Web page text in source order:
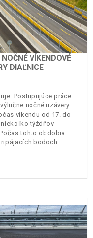
VÍKENDOVÉ
DIAĽNICE
Postupujúce práce
nočné uzávery
víkendu od 17. do
niekoľko týždňov
tohto obdobia
bodoch